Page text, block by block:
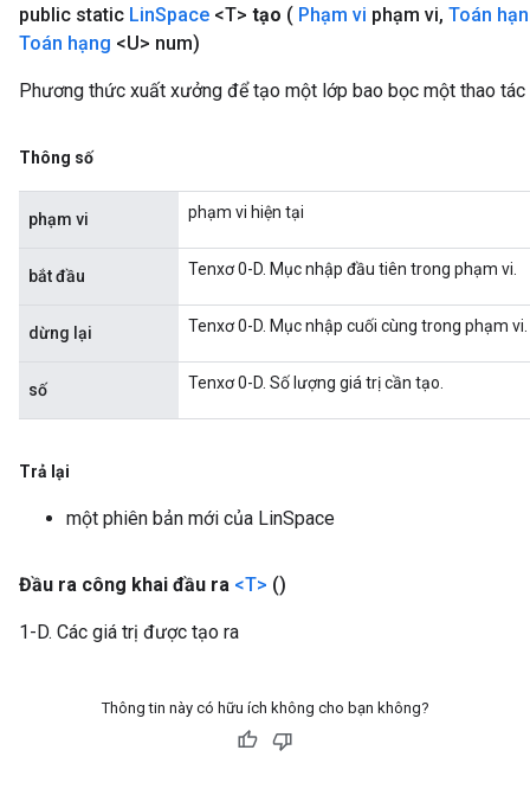
public static LinSpace <T> tạo ( Phạm vi phạm vi, Toán
Toán hạng <U> num)
Phương thức xuất xưởng để tạo một lớp bao bọc một thao tác
Thông số
phạm vi phạm vi hiện tại
bắt đầu Tenxơ 0-D. Mục nhập đầu tiên trong phạm vi.
dừng lại Tenxơ 0-D. Mục nhập cuối cùng trong phạm vi.
số Tenxơ 0-D. Số lượng giá trị cần tạo.
Trả lại
một phiên bản mới của LinSpace
Đầu ra công khai đầu ra <T> ()
1-D. Các giá trị được tạo ra
Thông tin này có hữu ích không cho bạn không?